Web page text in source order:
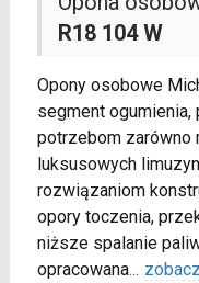
R18 104 W
Opony osobowe
segment
potrzebom zarówno
luksusowych
rozwiązaniom
opory toczenia,
niższe spalanie
opracowana...